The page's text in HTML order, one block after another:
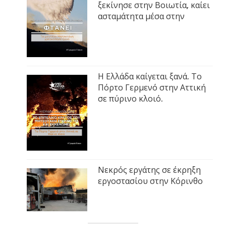
ξεκίνησε στην Βοιωτία, καίει
ασταμάτητα μέσα στην
Η Ελλάδα καίγεται ξανά. Το
Πόρτο Γερμενό στην Αττική
σε πύρινο κλοιό.
Νεκρός εργάτης σε έκρηξη
εργοστασίου στην Κόρινθο